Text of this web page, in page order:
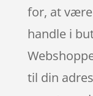
for, at
handle i
til din